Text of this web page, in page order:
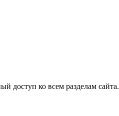
доступ ко всем разделам сайта.